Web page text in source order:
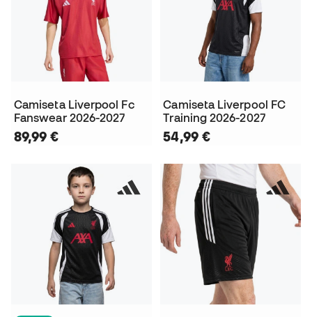
Camiseta Liverpool Fc
Fanswear 2026-2027
89,99 €
Camiseta Liverpool FC
Training 2026-2027
54,99 €